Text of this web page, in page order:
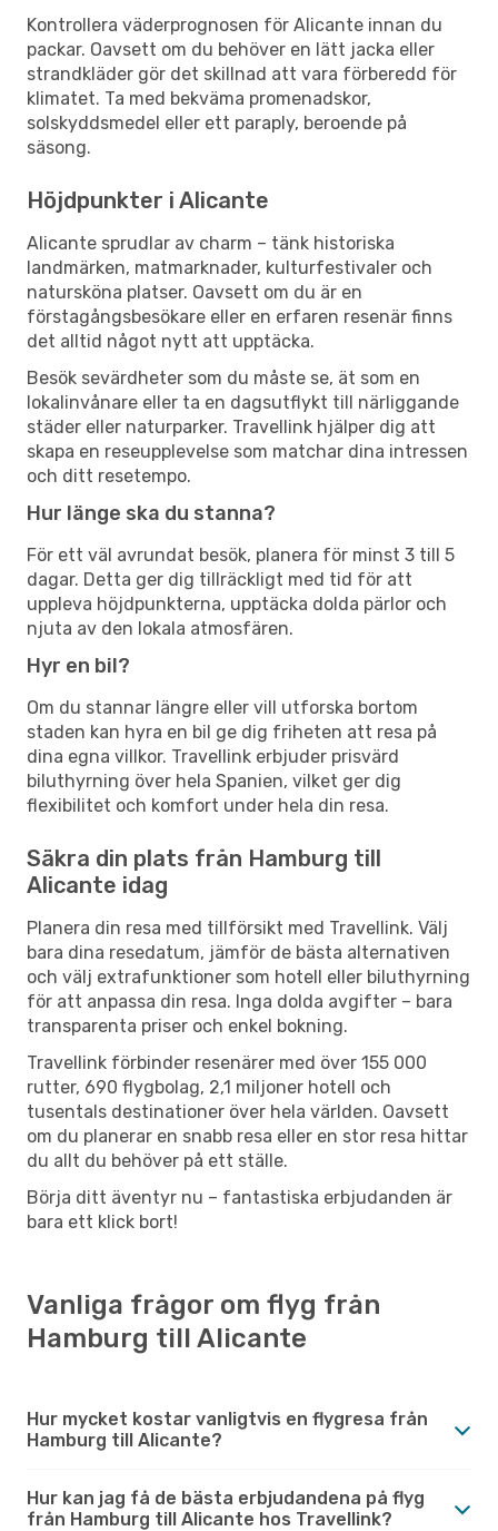
Kontrollera väderprognosen för Alicante innan du
packar. Oavsett om du behöver en lätt jacka eller
strandkläder gör det skillnad att vara förberedd för
klimatet. Ta med bekväma promenadskor,
solskyddsmedel eller ett paraply, beroende på
säsong.
Höjdpunkter i Alicante
Alicante sprudlar av charm – tänk historiska
landmärken, matmarknader, kulturfestivaler och
natursköna platser. Oavsett om du är en
förstagångsbesökare eller en erfaren resenär finns
det alltid något nytt att upptäcka.
Besök sevärdheter som du måste se, ät som en
lokalinvånare eller ta en dagsutflykt till närliggande
städer eller naturparker. Travellink hjälper dig att
skapa en reseupplevelse som matchar dina intressen
och ditt resetempo.
Hur länge ska du stanna?
För ett väl avrundat besök, planera för minst 3 till 5
dagar. Detta ger dig tillräckligt med tid för att
uppleva höjdpunkterna, upptäcka dolda pärlor och
njuta av den lokala atmosfären.
Hyr en bil?
Om du stannar längre eller vill utforska bortom
staden kan hyra en bil ge dig friheten att resa på
dina egna villkor. Travellink erbjuder prisvärd
biluthyrning över hela Spanien, vilket ger dig
flexibilitet och komfort under hela din resa.
Säkra din plats från Hamburg till
Alicante idag
Planera din resa med tillförsikt med Travellink. Välj
bara dina resedatum, jämför de bästa alternativen
och välj extrafunktioner som hotell eller biluthyrning
för att anpassa din resa. Inga dolda avgifter – bara
transparenta priser och enkel bokning.
Travellink förbinder resenärer med över 155 000
rutter, 690 flygbolag, 2,1 miljoner hotell och
tusentals destinationer över hela världen. Oavsett
om du planerar en snabb resa eller en stor resa hittar
du allt du behöver på ett ställe.
Börja ditt äventyr nu – fantastiska erbjudanden är
bara ett klick bort!
Vanliga frågor om flyg från
Hamburg till Alicante
Hur mycket kostar vanligtvis en flygresa från
Hamburg till Alicante?
Hur kan jag få de bästa erbjudandena på flyg
från Hamburg till Alicante hos Travellink?